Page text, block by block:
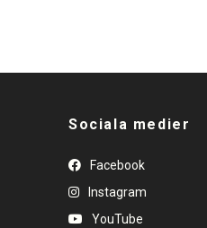
Sociala medier
Facebook
Instagram
YouTube